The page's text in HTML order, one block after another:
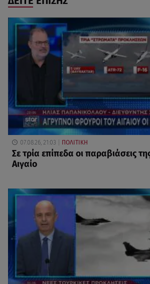
07.08.26, 21:03 ΠΟΛΙΤΙΚΗ
Σε τρία επίπεδα οι παραβιάσεις
Αιγαίο